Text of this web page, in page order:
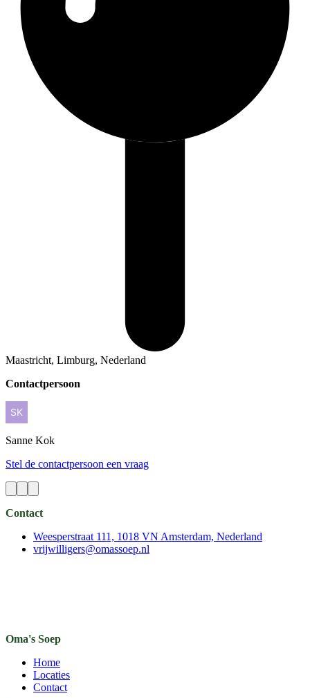
Maastricht, Limburg, Nederland
Contactpersoon
Sanne Kok
Stel de contactpersoon een vraag
Contact
Weesperstraat 111, 1018 VN Amsterdam, Nederland
vrijwilligers@omassoep.nl
Oma's Soep
Home
Locaties
Contact